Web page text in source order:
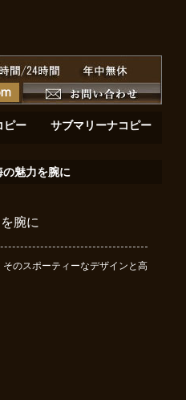
ピー サブマリーナコピー
魅力を腕に
腕に
のスポーティーなデザインと高